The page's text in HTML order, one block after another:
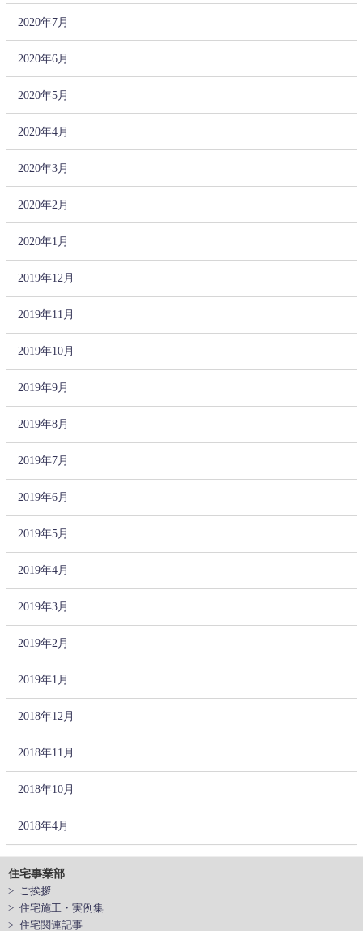
2020年7月
2020年6月
2020年5月
2020年4月
2020年3月
2020年2月
2020年1月
2019年12月
2019年11月
2019年10月
2019年9月
2019年8月
2019年7月
2019年6月
2019年5月
2019年4月
2019年3月
2019年2月
2019年1月
2018年12月
2018年11月
2018年10月
2018年4月
住宅事業部
> ご挨拶
> 住宅施工・実例集
> 住宅関連記事